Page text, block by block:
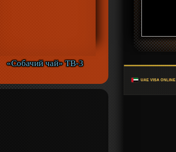
«Собачий чай» ТВ-3